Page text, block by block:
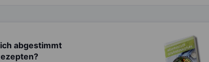
abgestimmt